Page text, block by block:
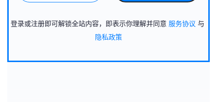
登录或注册即可解锁全站内容，即表示你理解并同意 服务协议 与
隐私政策